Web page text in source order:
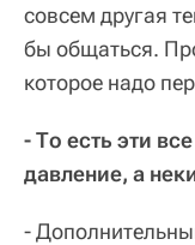
совсем другая
бы общаться.
которое надо
- То есть эти
давление, а
-